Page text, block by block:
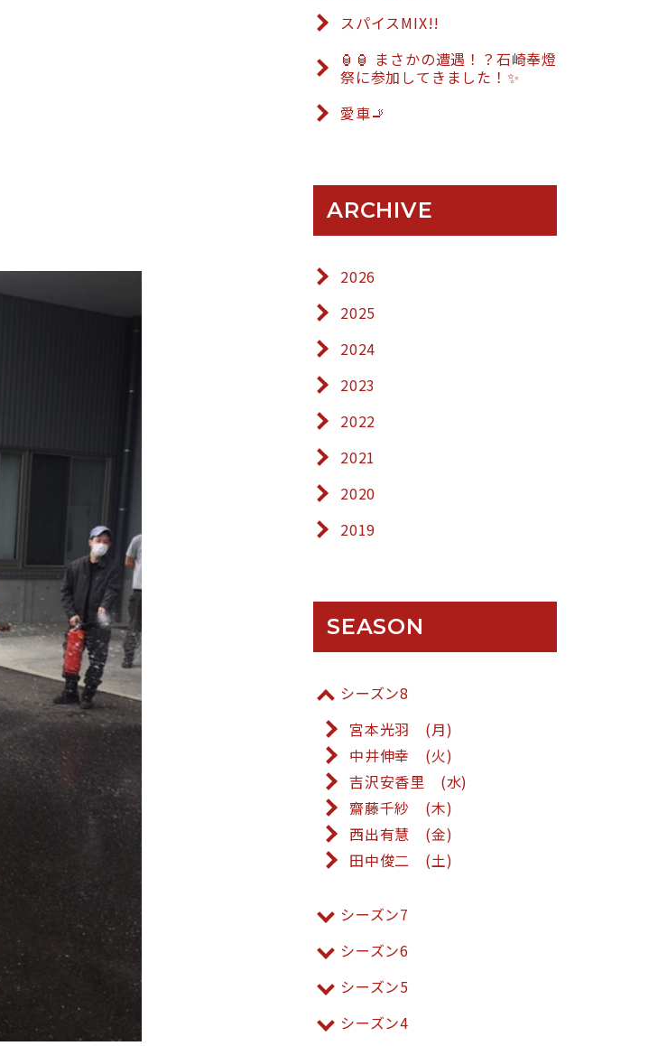
スパイスMIX!!
🏮🏮 まさかの遭遇！？石崎奉燈
祭に参加してきました！✨
愛車🚬
ARCHIVE
2026
2025
2024
2023
2022
2021
2020
2019
SEASON
シーズン8
宮本光羽 (月)
中井伸幸 (火)
吉沢安香里 (水)
齋藤千紗 (木)
西出有慧 (金)
田中俊二 (土)
シーズン7
シーズン6
シーズン5
シーズン4